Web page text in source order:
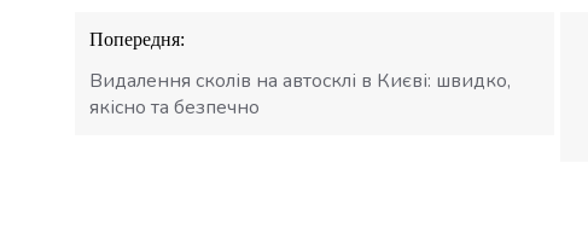
Навігація
записів
Попередня:
Видалення сколів на автосклі в Києві: швидко,
якісно та безпечно